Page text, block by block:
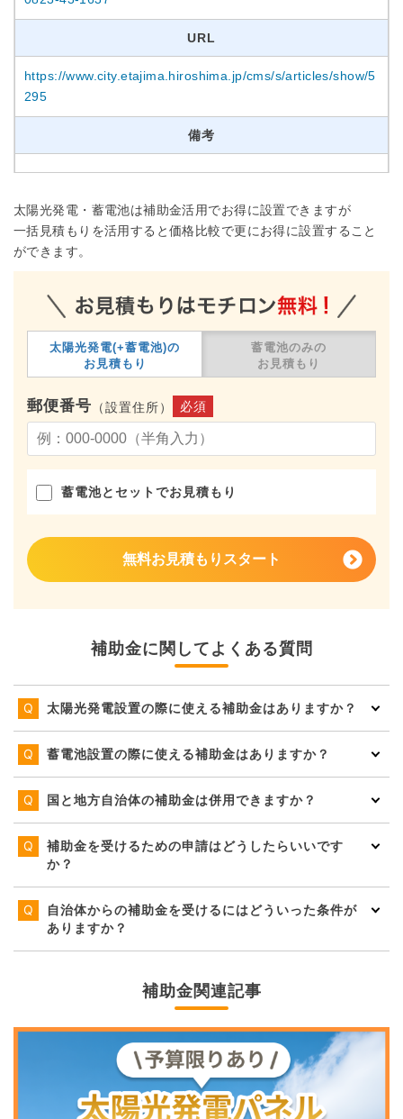
URL
https://www.city.etajima.hiroshima.jp/cms/s/articles/show/5
295
備考
太陽光発電・蓄電池は補助金活用でお得に設置できますが
一括見積もりを活用すると価格比較で更にお得に設置すること
ができます。
太陽光発電(+蓄電池)の
お見積もり
蓄電池のみの
お見積もり
郵便番号 （設置住所） 必須
蓄電池とセットでお見積もり
無料お見積もりスタート
補助金に関してよくある質問
太陽光発電設置の際に使える補助金はありますか？
蓄電池設置の際に使える補助金はありますか？
国と地方自治体の補助金は併用できますか？
補助金を受けるための申請はどうしたらいいです
か？
自治体からの補助金を受けるにはどういった条件が
ありますか？
補助金関連記事